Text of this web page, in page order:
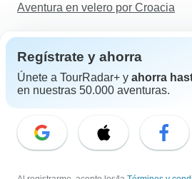
Aventura en velero por Croacia
Ayuda
Correo electrónico:
Selecciona el idioma
Regístrate y ahorra
Únete a TourRadar+ y ahorra
en nuestras 50.000 aventuras.